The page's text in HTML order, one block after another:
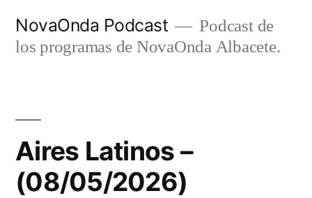
NovaOnda Podcast
Podcast de
los programas de NovaOnda Albacete.
Aires Latinos –
(08/05/2026)